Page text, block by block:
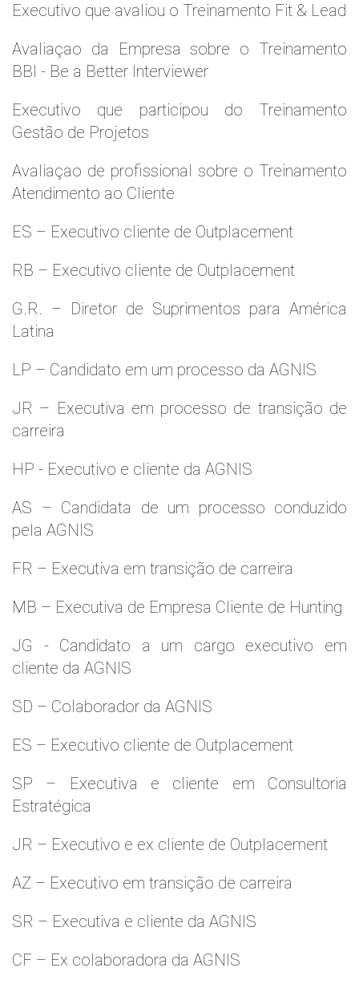
Executivo que avaliou o Treinamento Fit & Lead
Avaliaçao da Empresa sobre o Treinamento
BBI - Be a Better Interviewer
Executivo que participou do Treinamento
Gestão de Projetos
Avaliaçao de profissional sobre o Treinamento
Atendimento ao Cliente
ES – Executivo cliente de Outplacement
RB – Executivo cliente de Outplacement
G.R. – Diretor de Suprimentos para América
Latina
LP – Candidato em um processo da AGNIS
JR – Executiva em processo de transição de
carreira
HP - Executivo e cliente da AGNIS
AS – Candidata de um processo conduzido
pela AGNIS
FR – Executiva em transição de carreira
MB – Executiva de Empresa Cliente de Hunting
JG - Candidato a um cargo executivo em
cliente da AGNIS
SD – Colaborador da AGNIS
ES – Executivo cliente de Outplacement
SP – Executiva e cliente em Consultoria
Estratégica
JR – Executivo e ex cliente de Outplacement
AZ – Executivo em transição de carreira
SR – Executiva e cliente da AGNIS
CF – Ex colaboradora da AGNIS